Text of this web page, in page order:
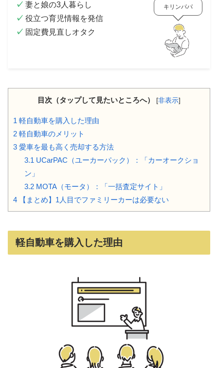
✓ 妻と娘の3人暮らし
✓ 役立つ育児情報を発信
✓ 固定費見直しオタク
キリンパパ
目次（タップして見たいところへ） [非表示]
1 軽自動車を購入した理由
2 軽自動車のメリット
3 愛車を最も高く売却する方法
3.1 UCarPAC（ユーカーパック）：「カーオークショ
ン」
3.2MOTA（モータ）：「一括査定サイト」
4 【まとめ】1人目でファミリーカーは必要ない
軽自動車を購入した理由